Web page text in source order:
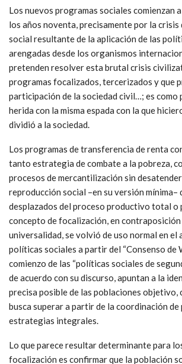
Los nuevos programas sociales comienzan
los años noventa, precisamente por la
social resultante de la aplicación de las
arengadas desde los organismos
pretenden resolver esta brutal crisis
programas focalizados, tercerizados y que
participación de la sociedad civil…; es como
herida con la misma espada con la que
dividió a la sociedad.
Los programas de transferencia de renta
tanto estrategia de combate a la pobreza,
procesos de mercantilización sin
reproducción social –en su versión mínima–
desplazados del proceso productivo total o
concepto de focalización, en contraposición
universalidad, se volvió de uso normal en el
políticas sociales a partir del “Consenso de
comienzo de las “políticas sociales de
de acuerdo con su discurso, apuntan a la
precisa posible de las poblaciones objetivo,
busca superar a partir de la coordinación
estrategias integrales.
Lo que parece resultar determinante para
focalización es confirmar que la población